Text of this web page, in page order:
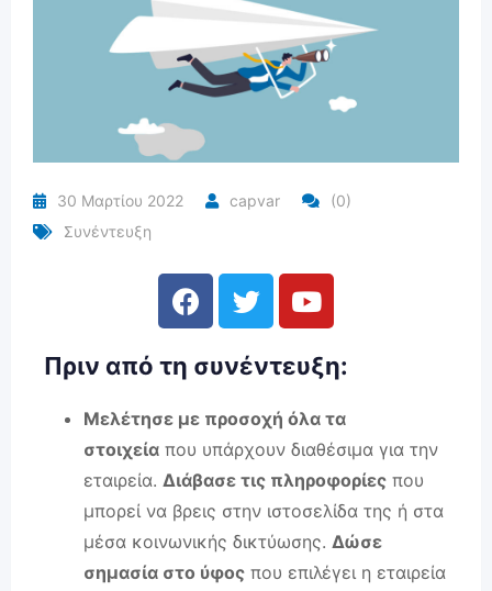
30 Μαρτίου 2022 capvar
(0)
Συνέντευξη
Πριν από τη συνέντευξη:
Μελέτησε με προσοχή όλα τα
στοιχεία που υπάρχουν διαθέσιμα για την
εταιρεία. Διάβασε τις πληροφορίες που
μπορεί να βρεις στην ιστοσελίδα της ή στα
μέσα κοινωνικής δικτύωσης. Δώσε
σημασία στο ύφος που επιλέγει η εταιρεία